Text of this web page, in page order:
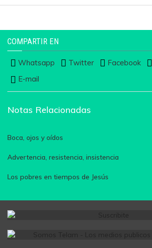
COMPARTIR EN
Whatsapp Twitter Facebook
E-mail
Notas Relacionadas
Boca, ojos y oídos
Advertencia, resistencia, insistencia
Los pobres en tiempos de Jesús